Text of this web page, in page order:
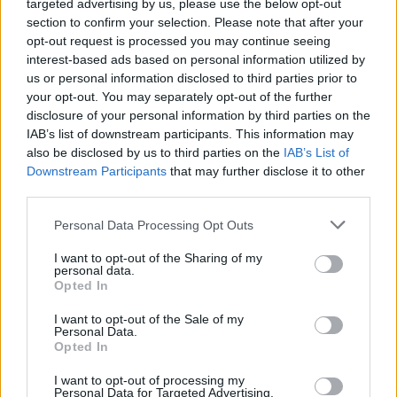
targeted advertising by us, please use the below opt-out
section to confirm your selection. Please note that after your
opt-out request is processed you may continue seeing
interest-based ads based on personal information utilized by
us or personal information disclosed to third parties prior to
your opt-out. You may separately opt-out of the further
disclosure of your personal information by third parties on the
IAB’s list of downstream participants. This information may
also be disclosed by us to third parties on the IAB’s List of
Downstream Participants that may further disclose it to other
Please note that this website/app uses one or more Google
not limited to your visit or usage behaviour. You may click to
grant or deny consent to Google and its third-party tags to
use your data for below specified purposes in below Google
consent section.
Personal Data Processing Opt Outs
I want to opt-out of the Sharing of my
personal data.
Opted In
I want to opt-out of the Sale of my
Personal Data.
Opted In
I want to opt-out of processing my
Personal Data for Targeted Advertising.
reagálnak rájuk. Sokféleséget említek, de
mindjárt pontosítanom is kell, hiszen annak
ellenére, hogy az életműből jó érzékkel
nagyot merít a válogató, mégis talál magának
néhány „főcsapást”, egy-egy olyan témát, ami
különösen érdekes a számára.
A színész és a költő nagyon hasonló figurák,
kérdezzük csak meg Shakespeare-t! Nem
énben vágynak tovább élni, és sok ezer
másik nyelven akarnak dalolni. Bár az is lehet,
hogy ehhez nem is kell művésznek lenni,
hogy mindenki sok, és mindenki egy is
egyszerre.
Az efféle kettősségek közel álltak a
fordítójához, vagy
A kétfejű fenevad
szerzőjéhez. Az az ember, akit magam előtt